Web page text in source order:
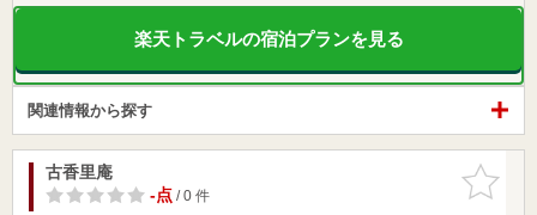
楽天トラベルの宿泊プランを見る
関連情報から探す
お気に入
りに追加
古香里庵
-点/ 0 件